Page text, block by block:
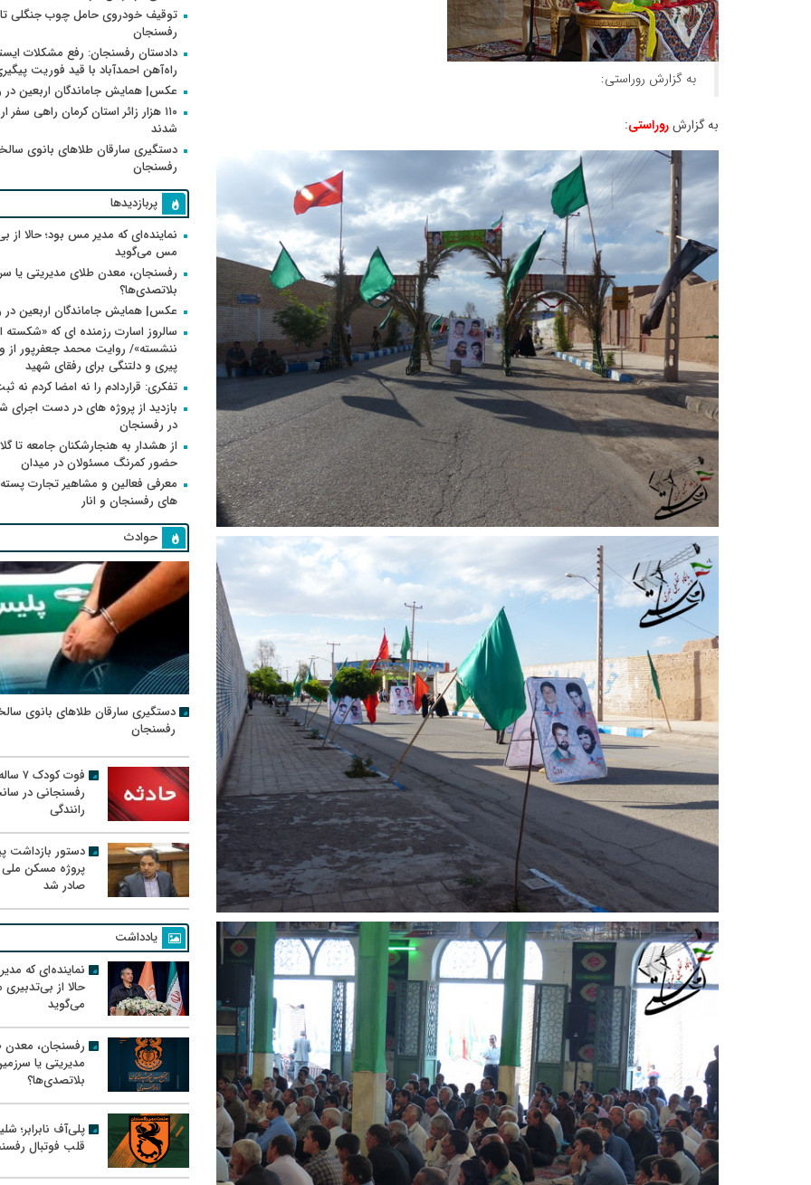
به گزارش روراستی:
به گزارشروراستی:
توقیف خودروی حامل چوب جنگلی
رفسنجان
دادستان رفسنجان: رفع مشکلات
راه‌آهن احمدآباد با قید فوریت
عکس| همایش جاماندگان اربعین در
۱۱۰ هزار زائر استان کرمان راهی سفر
شدند
دستگیری سارقان طلاهای بانوی
رفسنجان
پربازدیدها
نماینده‌ای که مدیر مس بود؛ حالا از
مس می‌گوید
رفسنجان، معدن طلای مدیریتی یا
بلاتصدی‌ها؟
عکس| همایش جاماندگان اربعین در
سالروز اسارت رزمنده ای که «شکسته
پیری و دلتنگی برای رفقای شهید
تفکری: قراردادم را نه امضا کردم نه
بازدید از پروژه های در دست
در رفسنجان
از هشدار به هنجارشکنان جامعه تا
حضور کمرنگ مسئولان در میدان
معرفی فعالین و مشاهیر تجارت
های رفسنجان و انار
حوادث
دستگیری سارقان طلاهای بانوی
رفسنجان
فوت کودک ۷ ساله
رفسنجانی در
رانندگی
دستور بازداشت
پروژه مسکن
صادر شد
یادداشت
نماینده‌ای که
حالا از
می‌گوید
رفسنجان، معدن
مدیریتی یا
بلاتصدی‌ها؟
پلی‌آف نابرابر؛
قلب فوتبال